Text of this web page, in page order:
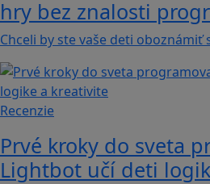
hry bez znalosti
Chceli by ste vaše deti
Recenzie
Prvé kroky do sveta
Lightbot učí deti